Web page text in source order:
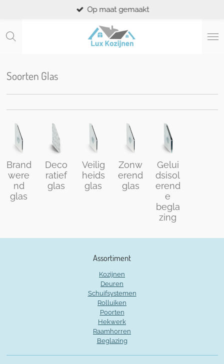
naar
Op maat gemaakt
Soorten Glas
Brand
were
nd
glas
Deco
ratief
glas
Veilig
heids
glas
Zonw
erend
glas
Gelui
dsisol
erend
e
begla
zing
Assortiment
Kozijnen
Deuren
Schuifsystemen
Rolluiken
Poorten
Hekwerk
Raamhorren
Beglazing